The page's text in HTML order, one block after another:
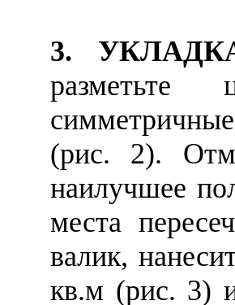
3.
разметьте
(рис. 2).
наилучшее
места
валик,
кв.м (рис. 3)